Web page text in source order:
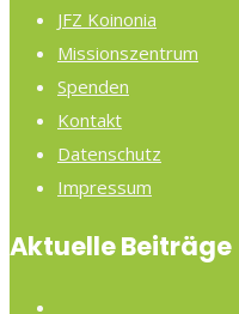
JFZ Koinonia
Missionszentrum
Spenden
Kontakt
Datenschutz
Impressum
Aktuelle Beiträge